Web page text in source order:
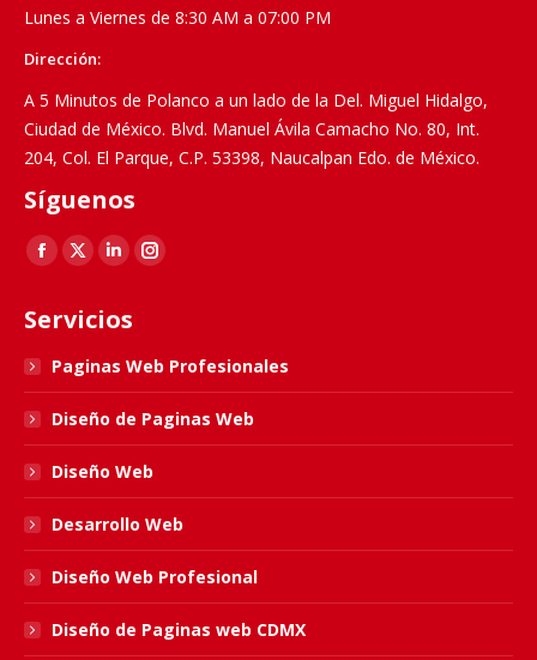
Lunes a Viernes de 8:30 AM a 07:00 PM
Dirección:
A 5 Minutos de Polanco a un lado de la Del. Miguel Hidalgo,
Ciudad de México. Blvd. Manuel Ávila Camacho No. 80, Int.
204, Col. El Parque, C.P. 53398, Naucalpan Edo. de México.
Síguenos
Find us on:
Facebook
opens
in
new
window
X
opens
in
new
window
Linkedin
opens
new
window
Instagram
in
new
window
Servicios
Paginas Web Profesionales
Diseño de Paginas Web
Diseño Web
Desarrollo Web
Diseño Web Profesional
Diseño de Paginas web CDMX